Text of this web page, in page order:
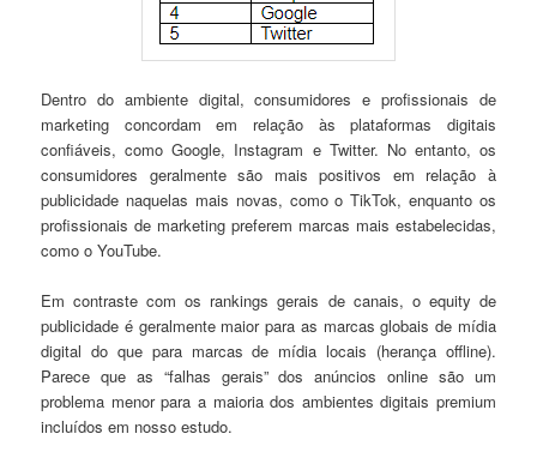
Dentro do ambiente digital, consumidores e profissionais de
marketing concordam em relação às plataformas digitais
confiáveis, como Google, Instagram e Twitter. No entanto, os
consumidores geralmente são mais positivos em relação à
publicidade naquelas mais novas, como o TikTok, enquanto os
profissionais de marketing preferem marcas mais estabelecidas,
como o YouTube.
Em contraste com os rankings gerais de canais, o equity de
publicidade é geralmente maior para as marcas globais de mídia
digital do que para marcas de mídia locais (herança offline).
Parece que as “falhas gerais” dos anúncios online são um
problema menor para a maioria dos ambientes digitais premium
incluídos em nosso estudo.